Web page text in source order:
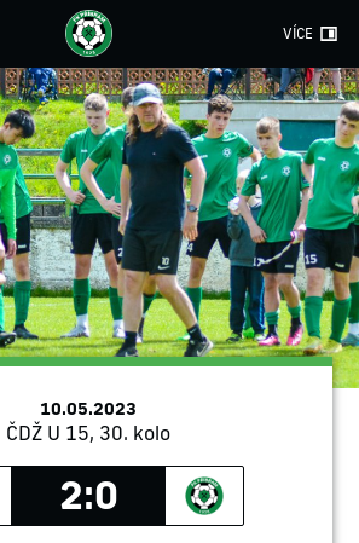
VÍCE
10.05.2023
ČDŽ U 15, 30. kolo
2:0